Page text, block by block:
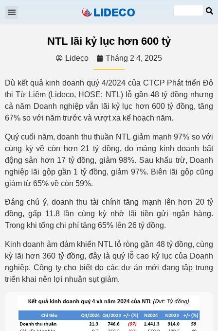
VI
NTL lãi kỷ lục hơn 600 tỷ
Lideco Tháng 2 4, 2025
Dù kết quả kinh doanh quý 4/2024 của CTCP Phát triển Đô
thị Từ Liêm (Lideco, HOSE: NTL) lỗ gần 48 tỷ đồng nhưng
cả năm Doanh nghiệp vẫn lãi kỷ lục hơn 600 tỷ đồng, tăng
67% so với năm trước và vượt xa kế hoạch năm.
Quý cuối năm, doanh thu thuần NTL giảm mạnh 97% so với
cùng kỳ về còn hơn 21 tỷ đồng, do mảng kinh doanh bất
động sản hơn 17 tỷ đồng, giảm 98%. Sau khấu trừ, Doanh
nghiệp lãi gộp gần 1 tỷ đồng, giảm 97%. Biên lãi gộp cũng
giảm từ 65% về còn 59%.
Đáng chú ý, doanh thu tài chính tăng mạnh lên hơn 20 tỷ
đồng, gấp 11.8 lần cùng kỳ nhờ lãi tiền gửi ngân hàng.
Trong khi tổng chi phí tăng 65% lên 26 tỷ đồng.
Kinh doanh ảm đảm khiến NTL lỗ ròng gần 48 tỷ đồng, cùng
kỳ lãi hơn 360 tỷ đồng, đây là quý lỗ cao kỷ lục của Doanh
nghiệp. Công ty cho biết do các dự án mới đang tập trung
triển khai nên lợi nhuận sụt giảm.